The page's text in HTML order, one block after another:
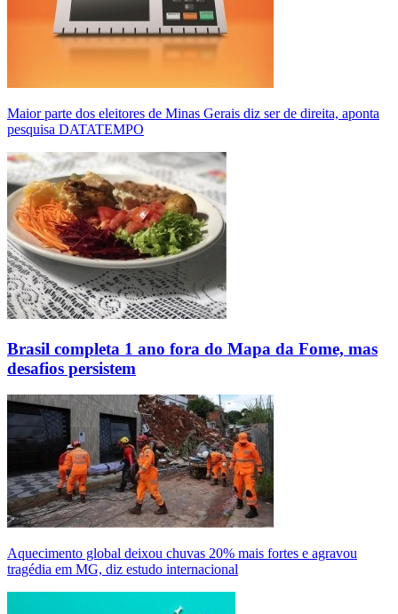
Maior parte dos eleitores de Minas Gerais diz ser de direita, aponta
pesquisa DATATEMPO
Brasil completa 1 ano fora do Mapa da Fome, mas
desafios persistem
Aquecimento global deixou chuvas 20% mais fortes e agravou
tragédia em MG, diz estudo internacional